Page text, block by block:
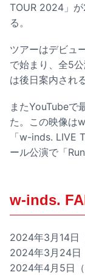
TOUR 2024」
る。
ツアーはデビュ
で始まり、全5
は後日案内される
またYouTubeで
た。この映像は
「w-inds. LIVE
ール公演で「
w-inds.
2024年3月14日
2024年3月24日
2024年4月5日